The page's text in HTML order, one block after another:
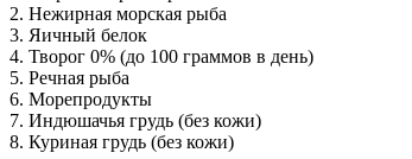
2. Нежирная морская рыба
3. Яичный белок
4. Творог 0% (до 100 граммов в день)
5. Речная рыба
6. Морепродукты
7. Индюшачья грудь (без кожи)
8. Куриная грудь (без кожи)